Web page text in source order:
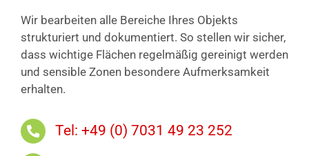
Wir bearbeiten alle Bereiche Ihres Objekts
strukturiert und dokumentiert. So stellen wir sicher,
dass wichtige Flächen regelmäßig gereinigt werden
und sensible Zonen besondere Aufmerksamkeit
erhalten.
Tel: +49 (0) 7031 49 23 252